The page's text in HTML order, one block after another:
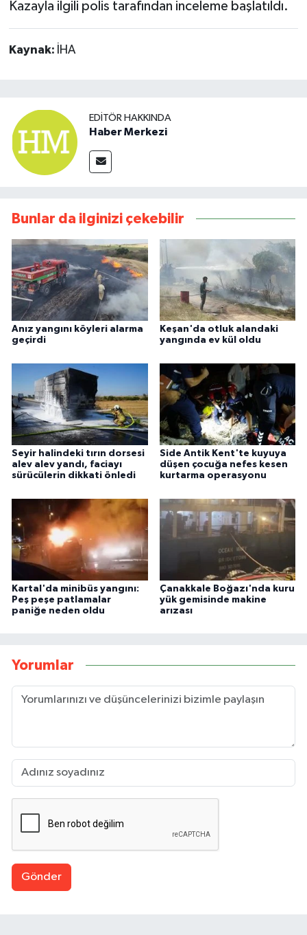
Kazayla ilgili polis tarafından inceleme başlatıldı.
Kaynak: İHA
EDITÖR HAKKINDA
Haber Merkezi
Bunlar da ilginizi çekebilir
Anız yangını köyleri alarma
geçirdi
Keşan'da otluk alandaki
yangında ev kül oldu
Seyir halindeki tırın dorsesi
alev alev yandı, faciayı
sürücülerin dikkati önledi
Side Antik Kent'te kuyuya
düşen çocuğa nefes kesen
kurtarma operasyonu
Kartal'da minibüs yangını:
Peş peşe patlamalar
paniğe neden oldu
Çanakkale Boğazı'nda kuru
yük gemisinde makine
arızası
Yorumlar
Gönder